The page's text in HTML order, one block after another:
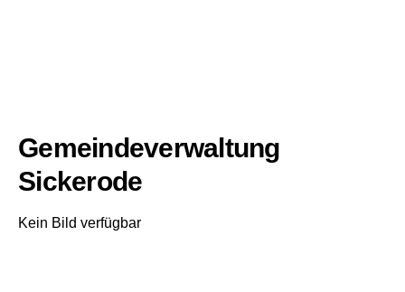
Gemeindeverwaltung
Sickerode
Kein Bild verfügbar